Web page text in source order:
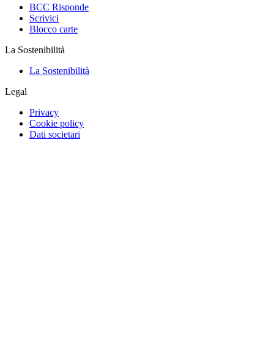
BCC Risponde
Scrivici
Blocco carte
La Sostenibilità
La Sostenibilità
Legal
Privacy
Cookie policy
Dati societari